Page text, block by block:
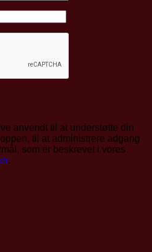
anvendt til at understøtte din
til at administrere adgang
som er beskrevet i vores
.